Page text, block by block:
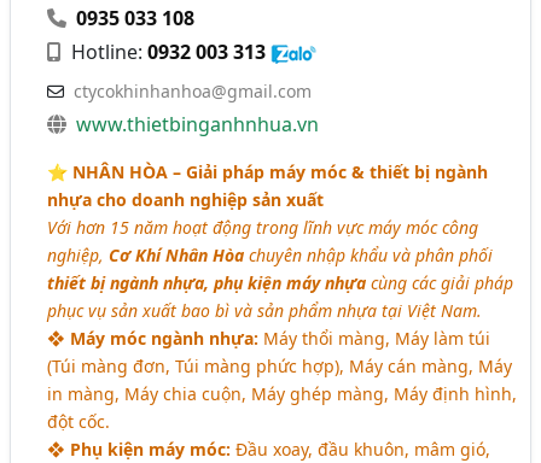
0935 033 108
Hotline:0932 003 313
ctycokhinhanhoa@gmail.com
www.thietbinganhnhua.vn
⭐️ NHÂN HÒA – Giải pháp máy móc & thiết bị ngành
nhựa cho doanh nghiệp sản xuất
Với hơn 15 năm hoạt động trong lĩnh vực máy móc công
nghiệp,Cơ Khí Nhân Hòa chuyên nhập khẩu và phân phối
thiết bị ngành nhựa, phụ kiện máy nhựa cùng các giải pháp
phục vụ sản xuất bao bì và sản phẩm nhựa tại Việt Nam.
❖ Máy móc ngành nhựa: Máy thổi màng, Máy làm túi
(Túi màng đơn, Túi màng phức hợp), Máy cán màng, Máy
in màng, Máy chia cuộn, Máy ghép màng, Máy định hình,
đột cốc.
❖ Phụ kiện máy móc: Đầu xoay, đầu khuôn, mâm gió,